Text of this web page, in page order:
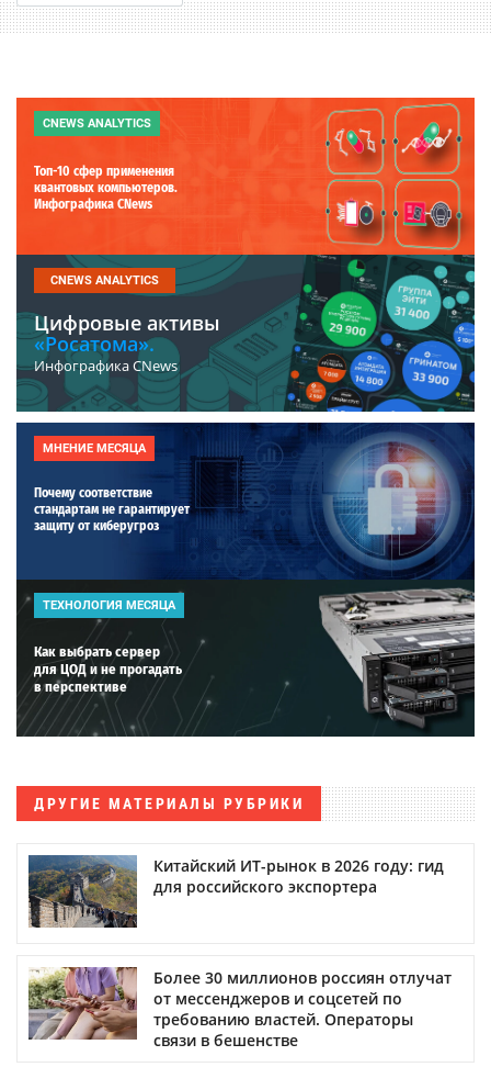
CNEWS ANALYTICS
Топ-10 сфер применения
квантовых компьютеров.
Инфографика CNews
CNEWS ANALYTICS
Цифровые активы
«Росатома».
Инфографика CNews
МНЕНИЕ МЕСЯЦА
Почему соответствие
стандартам не гарантирует
защиту от киберугроз
ТЕХНОЛОГИЯ МЕСЯЦА
Как выбрать сервер
для ЦОД и не прогадать
в перспективе
ДРУГИЕ МАТЕРИАЛЫ РУБРИКИ
Китайский ИТ-рынок в 2026 году: гид
для российского экспортера
Более 30 миллионов россиян отлучат
от мессенджеров и соцсетей по
требованию властей. Операторы
связи в бешенстве